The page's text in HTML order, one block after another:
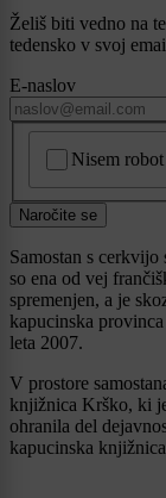
Želiš biti vedno na
tedensko v svoj
E-naslov
Nisem robot
Naročite se
Samostan s
so ena od vej
spremenjen, a je
kapucinska
leta 2007.
V prostore
knjižnica Krško, ki
ohranila del
kapucinska